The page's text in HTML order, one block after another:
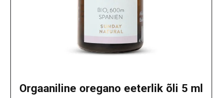
Orgaaniline oregano eeterlik õli 5 ml